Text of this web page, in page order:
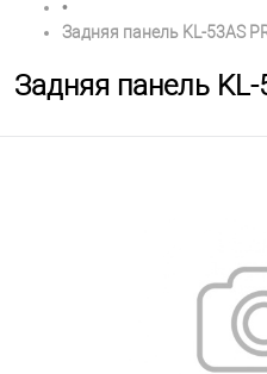
•
Задняя панель KL-53AS
Задняя панель KL-